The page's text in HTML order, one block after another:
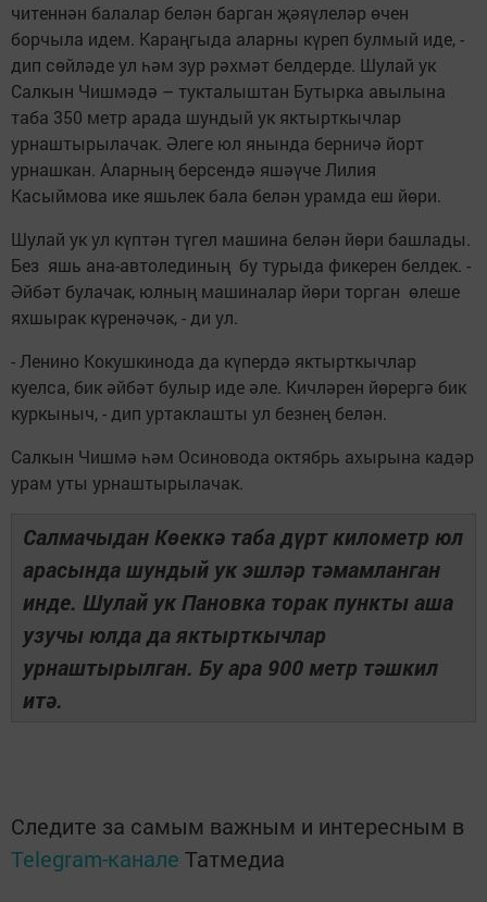
читеннән балалар белән барган җәяүлеләр өчен
борчыла идем. Караңгыда аларны күреп булмый иде, -
дип сөйләде ул һәм зур рәхмәт белдерде. Шулай ук
Салкын Чишмәдә – тукталыштан Бутырка авылына
таба 350 метр арада шундый ук яктырткычлар
урнаштырылачак. Әлеге юл янында берничә йорт
урнашкан. Аларның берсендә яшәүче Лилия
Касыймова ике яшьлек бала белән урамда еш йөри.
Шулай ук ул күптән түгел машина белән йөри башлады.
Без яшь ана-автолединың бу турыда фикерен белдек. -
Әйбәт булачак, юлның машиналар йөри торган өлеше
яхшырак күренәчәк, - ди ул.
- Ленино Кокушкинода да күпердә яктырткычлар
куелса, бик әйбәт булыр иде әле. Кичләрен йөрергә бик
куркыныч, - дип уртаклашты ул безнең белән.
Салкын Чишмә һәм Осиновода октябрь ахырына кадәр
урам уты урнаштырылачак.
Салмачыдан Көеккә таба дүрт километр юл
арасында шундый ук эшләр тәмамланган
инде. Шулай ук Пановка торак пункты аша
узучы юлда да яктырткычлар
урнаштырылган. Бу ара 900 метр тәшкил
итә.
Следите за самым важным и интересным в
Telegram-канале Татмедиа